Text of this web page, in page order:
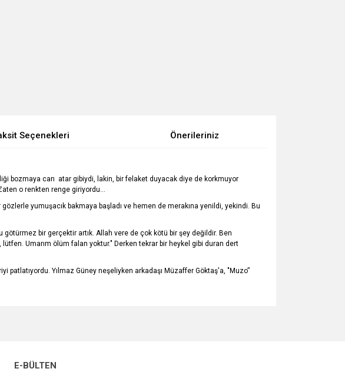
Seçenekleri Önerileriniz
bozmaya can atar gibiydi, lakin, bir felaket duyacak diye de korkmuyor
o renkten renge giriyordu...
yumuşacık bakmaya başladı ve hemen de merakına yenildi, yekindi. Bu
götürmez bir gerçektir artık. Allah vere de çok kötü bir şey değildir. Ben
Umarım ölüm falan yoktur." Derken tekrar bir heykel gibi duran dert
patlatıyordu. Yılmaz Güney neşeliyken arkadaşı Müzaffer Göktaş'a, "Muzo”
E-BÜLTEN